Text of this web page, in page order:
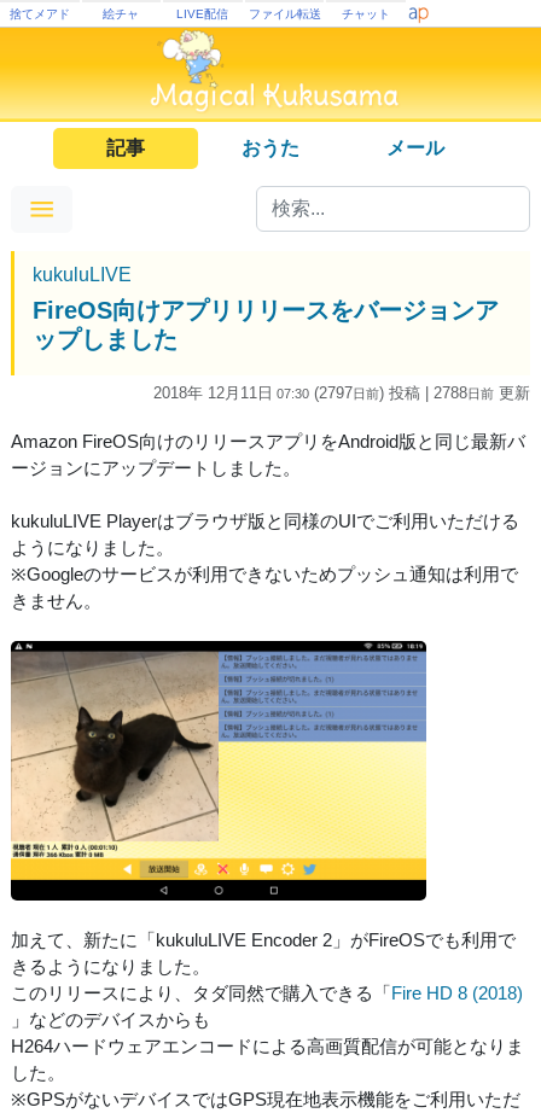
捨てメアド 絵チャ LIVE配信 ファイル転送 チャット
記事 おうた メール
kukuluLIVE
FireOS向けアプリリリースをバージョンア
ップしました
2018年 12月11日 07:30 (2797日前) 投稿 | 2788日前 更新
Amazon FireOS向けのリリースアプリをAndroid版と同じ最新バ
ージョンにアップデートしました。
kukuluLIVE Playerはブラウザ版と同様のUIでご利用いただける
ようになりました。
※Googleのサービスが利用できないためプッシュ通知は利用で
きません。
加えて、新たに「kukuluLIVE Encoder 2」がFireOSでも利用で
きるようになりました。
このリリースにより、タダ同然で購入できる「Fire HD 8 (2018)
」などのデバイスからも
H264ハードウェアエンコードによる高画質配信が可能となりま
した。
※GPSがないデバイスではGPS現在地表示機能をご利用いただ